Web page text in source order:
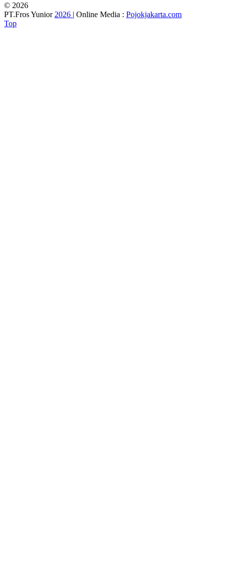
© 2026
PT.Fros Yunior 2026 | Online Media : Pojokjakarta.com
Top